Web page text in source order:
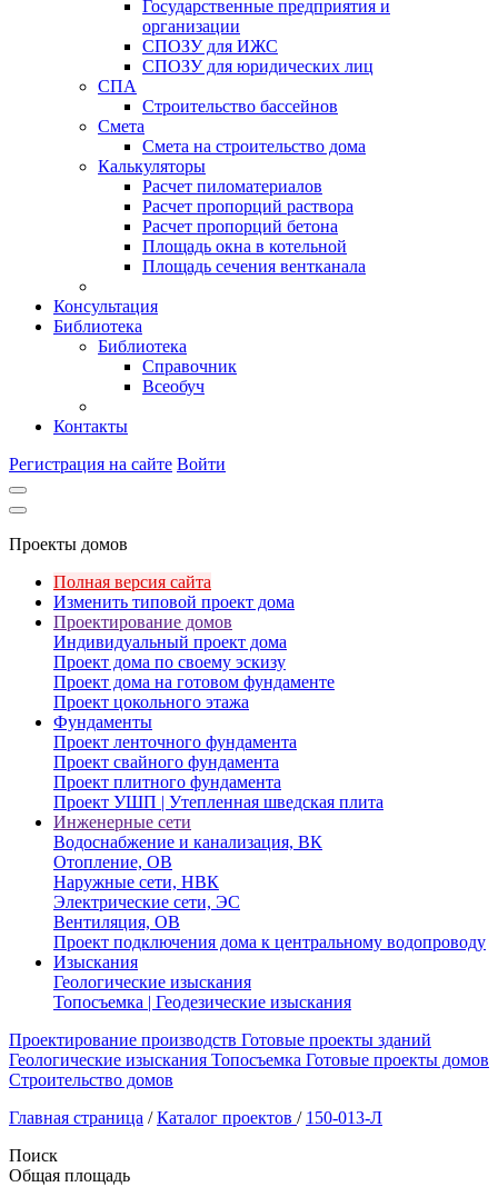
Государственные предприятия и
организации
СПОЗУ для ИЖС
СПОЗУ для юридических лиц
СПА
Строительство бассейнов
Смета
Смета на строительство дома
Калькуляторы
Расчет пиломатериалов
Расчет пропорций раствора
Расчет пропорций бетона
Площадь окна в котельной
Площадь сечения вентканала
Консультация
Библиотека
Библиотека
Справочник
Всеобуч
Контакты
Регистрация на сайте Войти
Проекты домов
Полная версия сайта
Изменить типовой проект дома
Проектирование домов
Индивидуальный проект дома
Проект дома по своему эскизу
Проект дома на готовом фундаменте
Проект цокольного этажа
Фундаменты
Проект ленточного фундамента
Проект свайного фундамента
Проект плитного фундамента
Проект УШП | Утепленная шведская плита
Инженерные сети
Водоснабжение и канализация, ВК
Отопление, ОВ
Наружные сети, НВК
Электрические сети, ЭС
Вентиляция, ОВ
Проект подключения дома к центральному водопроводу
Изыскания
Геологические изыскания
Топосъемка | Геодезические изыскания
Проектирование производств Готовые проекты зданий
Геологические изыскания Топосъемка Готовые проекты домов
Строительство домов
Главная страница / Каталог проектов / 150-013-Л
Поиск
Общая площадь